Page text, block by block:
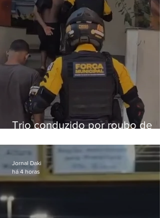
Trio conduzido por roubo de
passagens
Jornal Daki
há 4 horas